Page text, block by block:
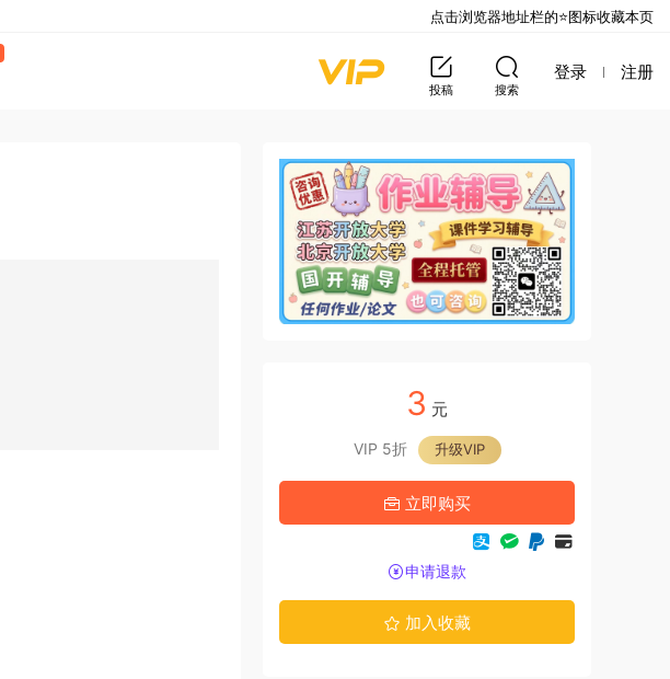
投稿 搜索
登录 注册
3 元
VIP 5折 升级VIP
立即购买
申请退款
加入收藏
点击浏览器地址栏的⭐图标收藏本页